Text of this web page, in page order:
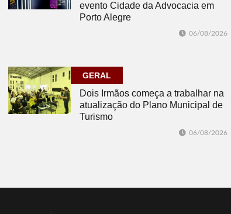
evento Cidade da Advocacia em
Porto Alegre
06/08/2026
GERAL
Dois Irmãos começa a trabalhar na
atualização do Plano Municipal de
Turismo
06/08/2026